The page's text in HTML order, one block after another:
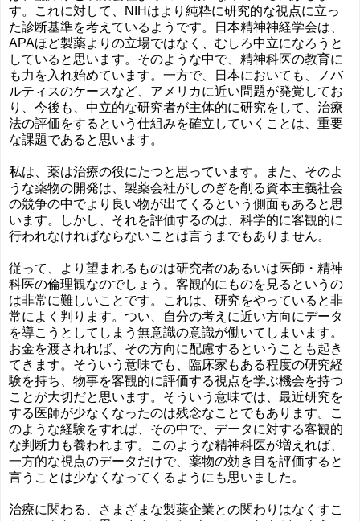
す。これに対して、NIHはより純粋に研究的な視点に立っ
た診断基準を考えているようです。日本精神神経学会は、
APAほど製薬よりの立場ではなく、むしろ中立になろうと
していると思います。そのような中で、精神科医の教育に
も力を入れ始めています。一方で、日本においても、ノバ
ルティスのケースなど、アメリカに近い問題が発覚してお
り、今後も、中立的な研究者が主体的に研究をして、治療
法の評価をするという仕組みを確立していくことは、重要
な課題であると思います。
私は、薬は治療の役にたつと思っています。また、そのよ
うな薬物の開発は、製薬会社がしのぎを削る資本主義社会
の競争の中でより良い物が出てくるという側面もあると思
います。しかし、それを評価するのは、科学的に客観的に
行われなければならないことは言うまでもありません。
従って、より望まれるものは研究者のあるいは医師・精神
科医の倫理観なのでしょう。客観的にものを見るというの
は非常に難しいことです。これは、研究をやっていると非
常によく判ります。つい、自分の考えに近い方向にデータ
を導こうとしてしまう無意識の意識が働いてしまいます。
お金を渡されれば、その方向に配慮するということも起き
てきます。そういう意味でも、臨床家もある程度の研究経
験を持ち、物事を客観的に評価する視点を学ぶ機会を持つ
ことが大切だと思います。そういう意味では、最近研究を
する医師が少なくなったのは残念なことでもあります。こ
のような経験をすれば、その中で、データに対する客観的
な判断力も養われます。このような精神科医が増えれば、
一方的な視点のデータだけで、薬物の効き目を評価すると
言うことは少なくなってくるようにも思いました。
治療に関わる、さまざまな製薬企業との関わりはなくすこ